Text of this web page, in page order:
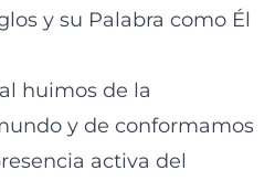
y su Palabra como Él
huimos de la
y de conformamos
activa del